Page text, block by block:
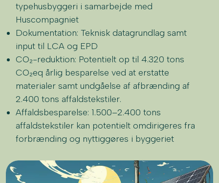
typehusbyggeri i samarbejde med
Huscompagniet
Dokumentation: Teknisk datagrundlag samt
input til LCA og EPD
CO₂-reduktion: Potentielt op til 4.320 tons
CO₂eq årlig besparelse ved at erstatte
materialer samt undgåelse af afbrænding af
2.400 tons affaldstekstiler.
Affaldsbesparelse: 1.500–2.400 tons
affaldstekstiler kan potentielt omdirigeres fra
forbrænding og nyttiggøres i byggeriet